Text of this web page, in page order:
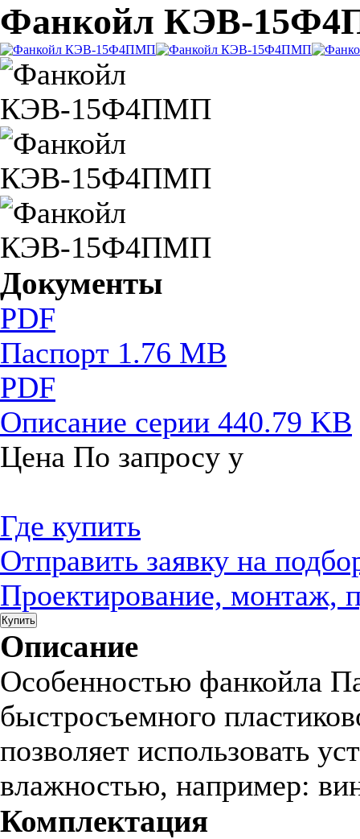
Фанкойл КЭВ-
Документы
PDF
Паспорт 1.76 MB
PDF
Описание серии 440.79 KB
Цена По запросу у
Где купить
Отправить заявку на
Проектирование, монтаж,
Купить
Описание
Особенностью фанкойла
быстросъемного
позволяет использовать
влажностью, например:
Комплектация